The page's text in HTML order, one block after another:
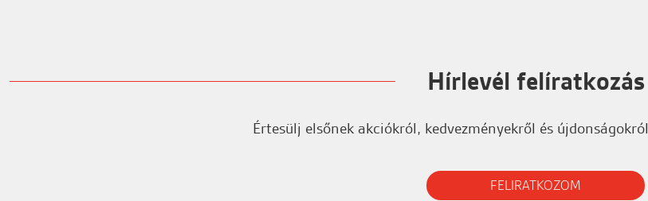
Hírlevél felíratkozás
Értesülj elsőnek akciókról, kedvezményekről és
FELIRATKOZOM